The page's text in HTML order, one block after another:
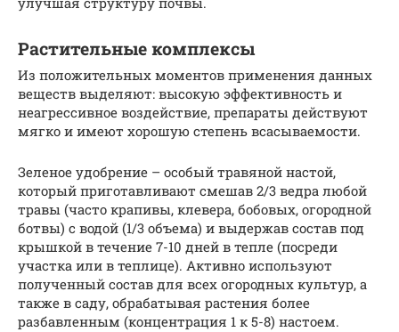
Растительные комплексы
Из положительных моментов применения данных
веществ выделяют: высокую эффективность и
неагрессивное воздействие, препараты действуют
мягко и имеют хорошую степень всасываемости.
Зеленое удобрение – особый травяной настой,
который приготавливают смешав 2/3 ведра любой
травы (часто крапивы, клевера, бобовых, огородной
ботвы) с водой (1/3 объема) и выдержав состав под
крышкой в течение 7-10 дней в тепле (посреди
участка или в теплице). Активно используют
полученный состав для всех огородных культур, а
также в саду, обрабатывая растения более
разбавленным (концентрация 1 к 5-8) настоем.